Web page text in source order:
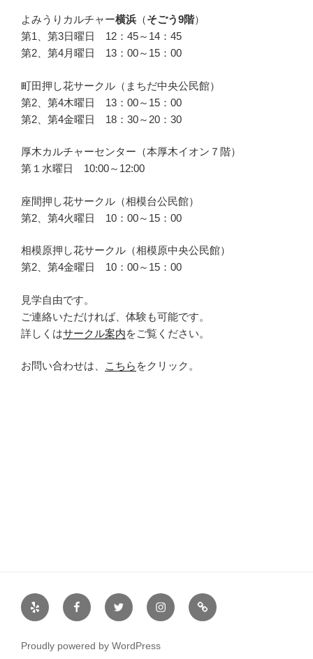
よみうりカルチャー横浜 （そごう9階）
第1、第3日曜日 12：45～14：45
第2、第4月曜日 13：00～15：00
町田押し花サークル（まちだ中央公民館）
第2、第4木曜日 13：00～15：00
第2、第4金曜日 18：30～20：30
厚木カルチャーセンター（本厚木イオン７階）
第１水曜日 10:00～12:00
座間押し花サークル（相模台公民館）
第2、第4火曜日 10：00～15：00
相模原押し花サークル（相模原中央公民館）
第2、第4金曜日 10：00～15：00
見学自由です。
ご連絡いただければ、体験も可能です。
詳しくはサークル案内をご覧ください。
お問い合わせは、 こちら をクリック。
Yelp FacebookTwitter Instagram
サ
ー
Proudly powered by WordPress